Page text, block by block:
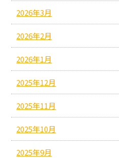
2026年3月
2026年2月
2026年1月
2025年12月
2025年11月
2025年10月
2025年9月